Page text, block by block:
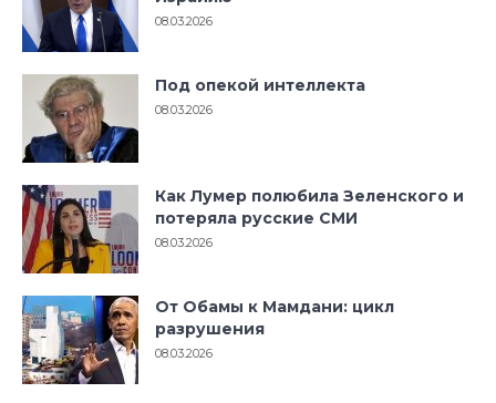
08.03.2026
Под опекой интеллекта
08.03.2026
Как Лумер полюбила Зеленского и
потеряла русские СМИ
08.03.2026
От Обамы к Мамдани: цикл
разрушения
08.03.2026